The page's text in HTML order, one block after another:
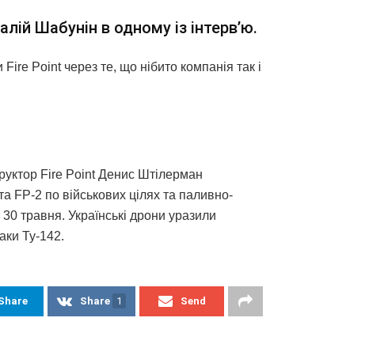
Шабунін в одному із інтервʼю.
Fire Point через те, що нібито компанія так і
Fire Point Денис Штілерман
FP-2 по військових цілях та паливно-
травня. Українські дрони уразили
Ту-142.
Share 1 Send